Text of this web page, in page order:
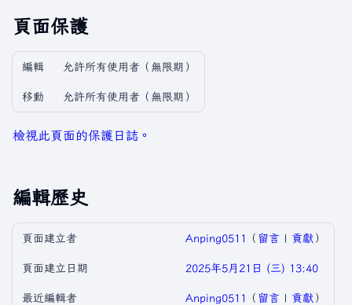
頁面保護
編輯 允許所有使用者​（無限期）
移動 允許所有使用者​（無限期）
檢視此頁面的保護日誌。
編輯歷史
頁面建立者 Anping0511 （ 留言 | 貢獻 ）
頁面建立日期 2025年5月21日 (三) 13:40
最近編輯者 Anping0511 （ 留言 | 貢獻 ）